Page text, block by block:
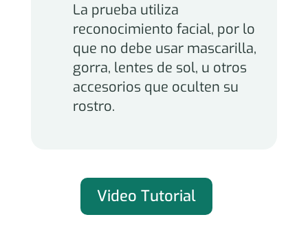
La prueba utiliza
reconocimiento facial, por lo
que no debe usar mascarilla,
gorra, lentes de sol, u otros
accesorios que oculten su
rostro.
Video Tutorial